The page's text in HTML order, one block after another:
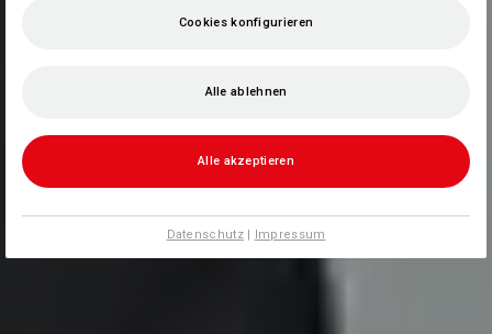
Cookies konfigurieren
Alle ablehnen
Alle akzeptieren
Datenschutz| Impressum